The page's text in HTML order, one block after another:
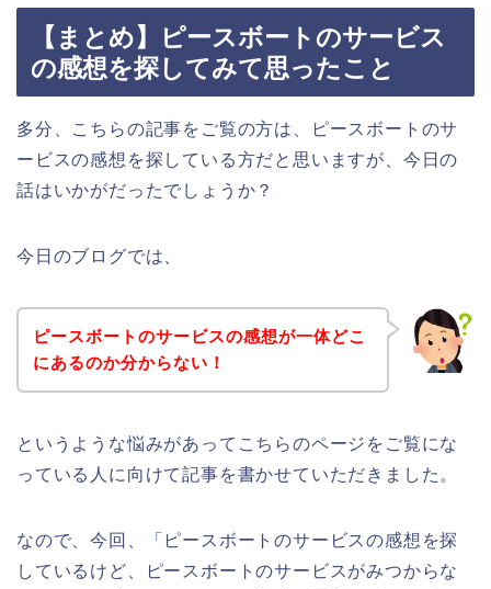
【まとめ】ピースボートのサービス
の感想を探してみて思ったこと
多分、こちらの記事をご覧の方は、ピースボートのサ
ービスの感想を探している方だと思いますが、今日の
話はいかがだったでしょうか？
今日のブログでは、
ピースボートのサービスの感想が一体どこ
にあるのか分からない！
というような悩みがあってこちらのページをご覧にな
っている人に向けて記事を書かせていただきました。
なので、今回、「ピースボートのサービスの感想を探
しているけど、ピースボートのサービスがみつからな